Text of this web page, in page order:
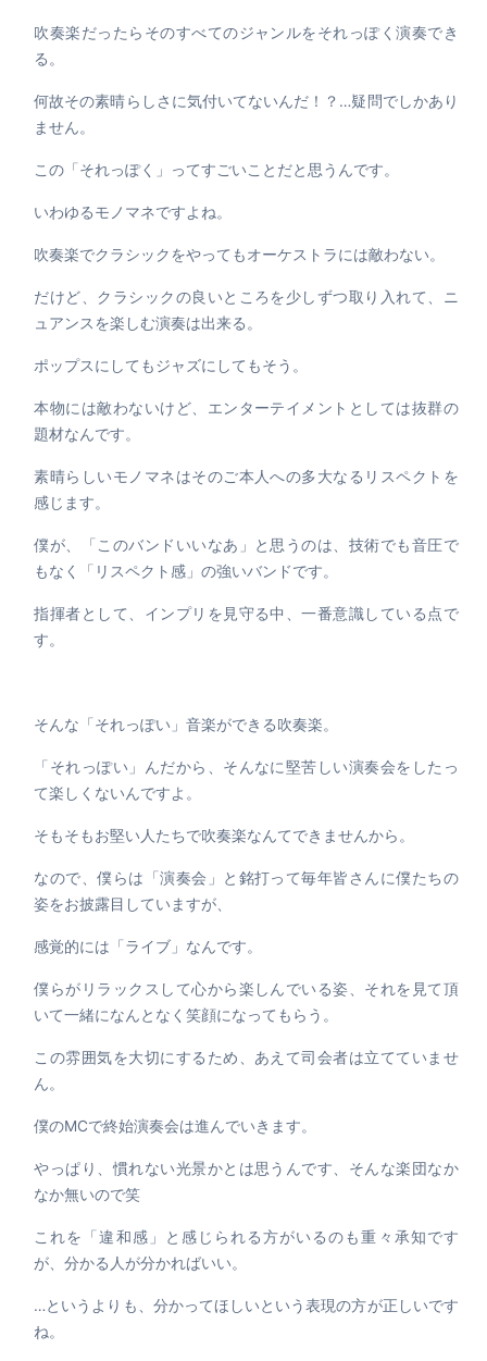
吹奏楽だったらそのすべてのジャンルをそれっぽく演奏でき
る。
何故その素晴らしさに気付いてないんだ！？…疑問でしかあり
ません。
この「それっぽく」ってすごいことだと思うんです。
いわゆるモノマネですよね。
吹奏楽でクラシックをやってもオーケストラには敵わない。
だけど、クラシックの良いところを少しずつ取り入れて、ニ
ュアンスを楽しむ演奏は出来る。
ポップスにしてもジャズにしてもそう。
本物には敵わないけど、エンターテイメントとしては抜群の
題材なんです。
素晴らしいモノマネはそのご本人への多大なるリスペクトを
感じます。
僕が、「このバンドいいなあ」と思うのは、技術でも音圧で
もなく「リスペクト感」の強いバンドです。
指揮者として、インプリを見守る中、一番意識している点で
す。
そんな「それっぽい」音楽ができる吹奏楽。
「それっぽい」んだから、そんなに堅苦しい演奏会をしたっ
て楽しくないんですよ。
そもそもお堅い人たちで吹奏楽なんてできませんから。
なので、僕らは「演奏会」と銘打って毎年皆さんに僕たちの
姿をお披露目していますが、
感覚的には「ライブ」なんです。
僕らがリラックスして心から楽しんでいる姿、それを見て頂
いて一緒になんとなく笑顔になってもらう。
この雰囲気を大切にするため、あえて司会者は立てていませ
ん。
僕のMCで終始演奏会は進んでいきます。
やっぱり、慣れない光景かとは思うんです、そんな楽団なか
なか無いので笑
これを「違和感」と感じられる方がいるのも重々承知です
が、分かる人が分かればいい。
…というよりも、分かってほしいという表現の方が正しいです
ね。